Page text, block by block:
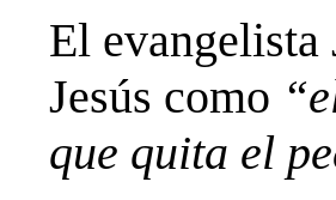
El evangelista
Jesús como
que quita el